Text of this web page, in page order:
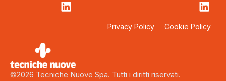
Privacy Policy Cookie Policy
©2026 Tecniche Nuove Spa. Tutti i diritti riservati.